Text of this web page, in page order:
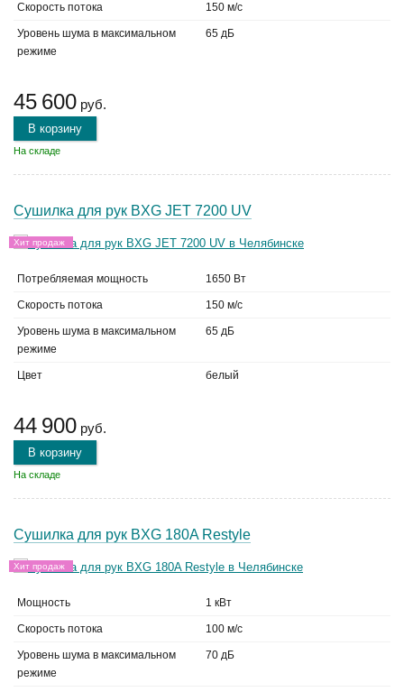
Скорость потока 150 м/с
Уровень шума в максимальном
режиме
65 дБ
45 600 руб.
В корзину
На складе
Сушилка для рук BXG JET 7200 UV
Хит продаж
Потребляемая мощность 1650 Вт
Скорость потока 150 м/с
Уровень шума в максимальном
режиме
65 дБ
Цвет белый
44 900 руб.
В корзину
На складе
Сушилка для рук BXG 180A Restyle
Хит продаж
Мощность 1 кВт
Скорость потока 100 м/с
Уровень шума в максимальном
режиме
70 дБ